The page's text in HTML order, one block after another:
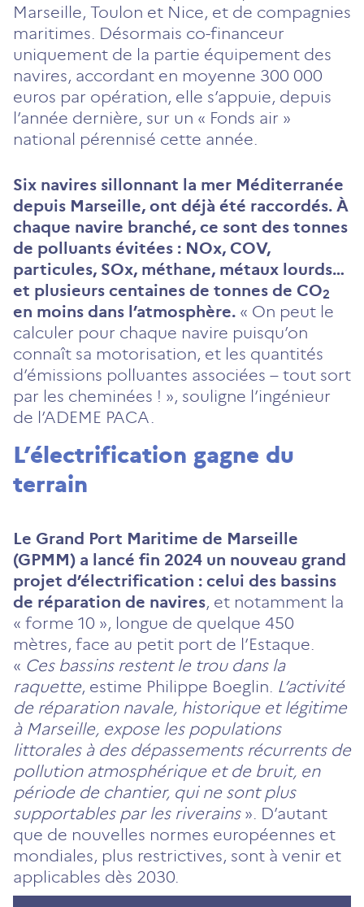
Marseille, Toulon et Nice, et de compagnies
maritimes. Désormais co-financeur
uniquement de la partie équipement des
navires, accordant en moyenne 300 000
euros par opération, elle s’appuie, depuis
l’année dernière, sur un « Fonds air »
national pérennisé cette année.
Six navires sillonnant la mer Méditerranée
depuis Marseille, ont déjà été raccordés. À
chaque navire branché, ce sont des tonnes
de polluants évitées : NOx, COV,
particules, SOx, méthane, métaux lourds…
et plusieurs centaines de tonnes de CO2
en moins dans l’atmosphère. « On peut le
calculer pour chaque navire puisqu’on
connaît sa motorisation, et les quantités
d’émissions polluantes associées – tout sort
par les cheminées ! », souligne l’ingénieur
de l’ADEME PACA.
L’électrification gagne du
terrain
Le Grand Port Maritime de Marseille
(GPMM) a lancé fin 2024 un nouveau grand
projet d’électrification : celui des bassins
de réparation de navires, et notamment la
« forme 10 », longue de quelque 450
mètres, face au petit port de l’Estaque.
« Ces bassins restent le trou dans la
raquette, estime Philippe Boeglin. L’activité
de réparation navale, historique et légitime
à Marseille, expose les populations
littorales à des dépassements récurrents de
pollution atmosphérique et de bruit, en
période de chantier, qui ne sont plus
supportables par les riverains». D’autant
que de nouvelles normes européennes et
mondiales, plus restrictives, sont à venir et
applicables dès 2030.